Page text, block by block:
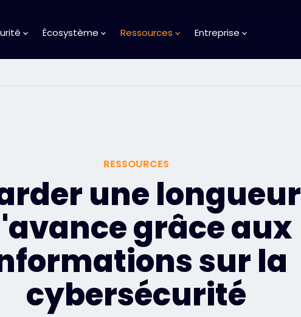
Écosystème Ressources Entreprise
RESSOURCES
une longueur
grâce aux
sur la
cybersécurité